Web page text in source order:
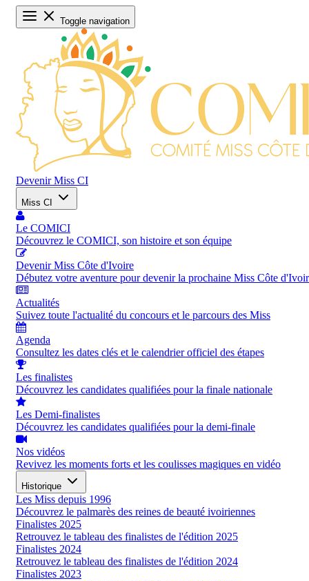
Toggle navigation
Devenir Miss CI
Miss CI
Le COMICI
Découvrez le COMICI, son histoire et son équipe
Devenir Miss Côte d'Ivoire
Débutez votre aventure pour devenir la prochaine Miss Côte
Actualités
Suivez toute l'actualité du concours et le parcours des Miss
Agenda
Consultez les dates clés et le calendrier officiel des étapes
Les finalistes
Découvrez les candidates qualifiées pour la finale nationale
Les Demi-finalistes
Découvrez les candidates qualifiées pour la demi-finale
Nos vidéos
Revivez les moments forts et les coulisses magiques en vidéo
Historique
Les Miss depuis 1996
Découvrez le palmarès des reines de beauté ivoiriennes
Finalistes 2025
Retrouvez le tableau des finalistes de l'édition 2025
Finalistes 2024
Retrouvez le tableau des finalistes de l'édition 2024
Finalistes 2023